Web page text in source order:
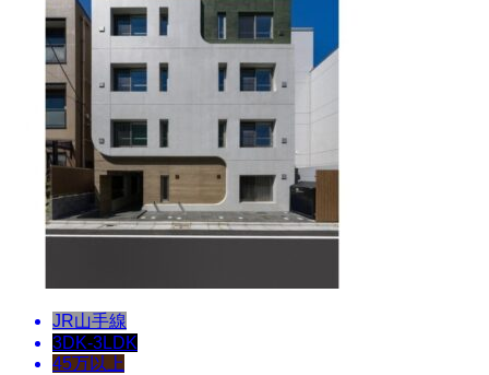
JR山手線
3DK-3LDK
45万以上